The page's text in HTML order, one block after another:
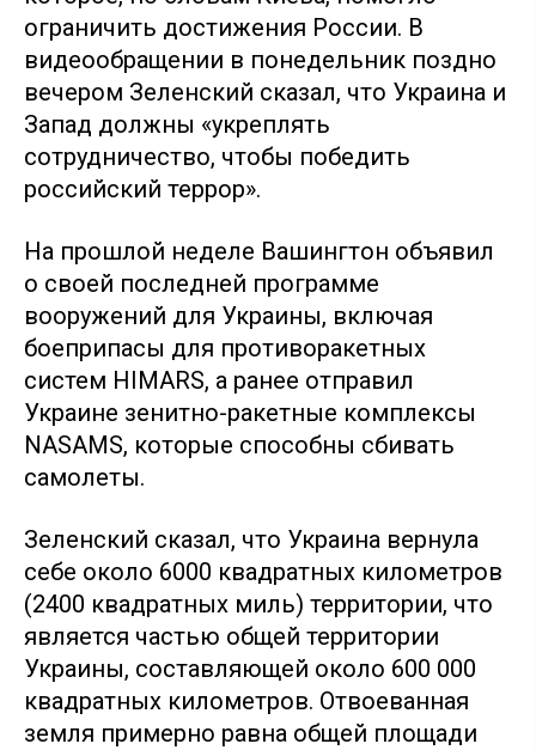
ограничить достижения России. В
видеообращении в понедельник поздно
вечером Зеленский сказал, что Украина и
Запад должны «укреплять
сотрудничество, чтобы победить
российский террор».
На прошлой неделе Вашингтон объявил
о своей последней программе
вооружений для Украины, включая
боеприпасы для противоракетных
систем HIMARS, а ранее отправил
Украине зенитно-ракетные комплексы
NASAMS, которые способны сбивать
самолеты.
Зеленский сказал, что Украина вернула
себе около 6000 квадратных километров
(2400 квадратных миль) территории, что
является частью общей территории
Украины, составляющей около 600 000
квадратных километров. Отвоеванная
земля примерно равна общей площади